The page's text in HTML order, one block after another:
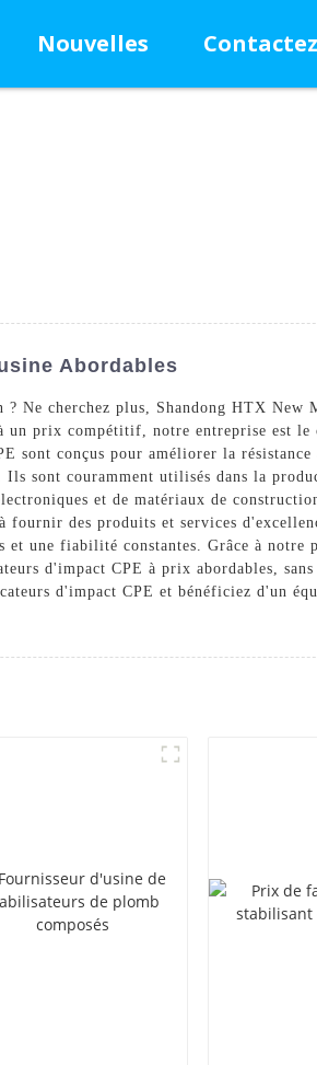
Nouvelles
Abordables
Ne cherchez plus, Shandong HTX New
un prix compétitif, notre entreprise est
sont conçus pour améliorer la résistance
sont couramment utilisés dans la
et de matériaux de
des produits et services
une fiabilité constantes. Grâce à notre
d'impact CPE à prix abordables,
d'impact CPE et bénéficiez d'un